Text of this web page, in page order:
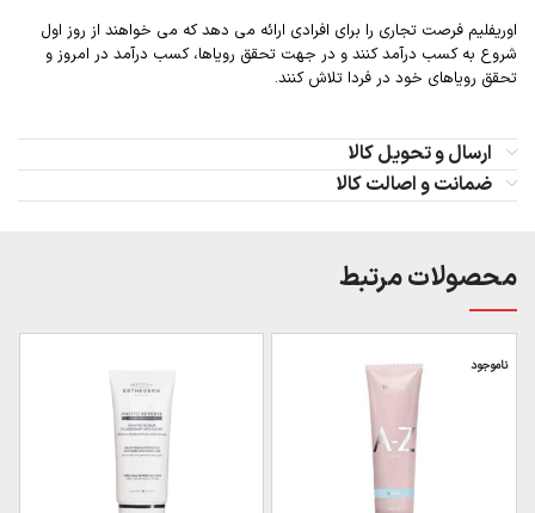
اوریفلیم فرصت تجاری را برای افرادی ارائه می دهد که می خواهند از روز اول
شروع به کسب درآمد کنند و در جهت تحقق رویاها، کسب درآمد در امروز و
تحقق رویاهای خود در فردا تلاش کنند.
ارسال و تحویل کالا
ضمانت و اصالت کالا
محصولات مرتبط
ناموجود